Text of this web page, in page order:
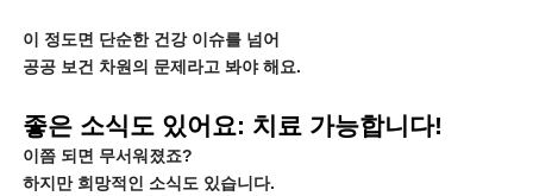
이 정도면 단순한 건강 이슈를 넘어
공공 보건 차원의 문제라고 봐야 해요.
좋은 소식도 있어요: 치료 가능합니다!
이쯤 되면 무서워졌죠?
하지만 희망적인 소식도 있습니다.